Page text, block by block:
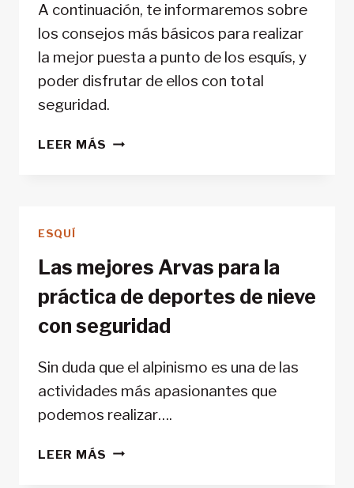
A continuación, te informaremos sobre
los consejos más básicos para realizar
la mejor puesta a punto de los esquís, y
poder disfrutar de ellos con total
seguridad.
LEER MÁS PASOS
MATERIAL
DE
DE
ESQUÍ
Las mejores Arvas para la
práctica de deportes de nieve
con seguridad
Sin duda que el alpinismo es una de las
actividades más apasionantes que
podemos realizar….
LEER MÁS LAS